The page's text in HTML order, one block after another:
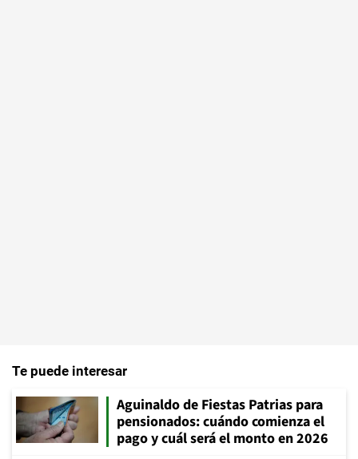
Te puede interesar
Aguinaldo de Fiestas Patrias para
pensionados: cuándo comienza el
pago y cuál será el monto en 2026